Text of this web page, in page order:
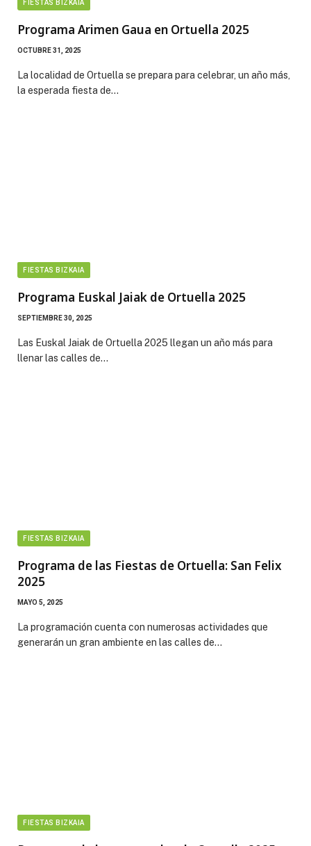
FIESTAS BIZKAIA
Programa Arimen Gaua en Ortuella 2025
OCTUBRE 31, 2025
La localidad de Ortuella se prepara para celebrar, un año más,
la esperada fiesta de…
FIESTAS BIZKAIA
Programa Euskal Jaiak de Ortuella 2025
SEPTIEMBRE 30, 2025
Las Euskal Jaiak de Ortuella 2025 llegan un año más para
llenar las calles de…
FIESTAS BIZKAIA
Programa de las Fiestas de Ortuella: San Felix
2025
MAYO 5, 2025
La programación cuenta con numerosas actividades que
generarán un gran ambiente en las calles de…
FIESTAS BIZKAIA